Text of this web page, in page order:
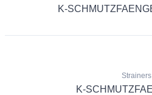
K-
Strainers
K-